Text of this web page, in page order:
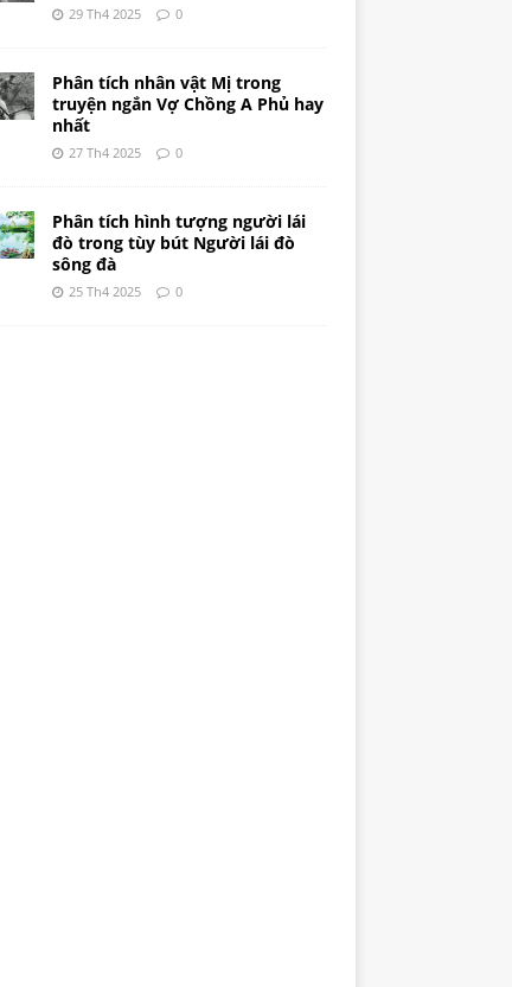
29 Th4 2025 0
Phân tích nhân vật Mị trong
truyện ngắn Vợ Chồng A Phủ hay
nhất
27 Th4 2025 0
Phân tích hình tượng người lái
đò trong tùy bút Người lái đò
sông đà
25 Th4 2025 0